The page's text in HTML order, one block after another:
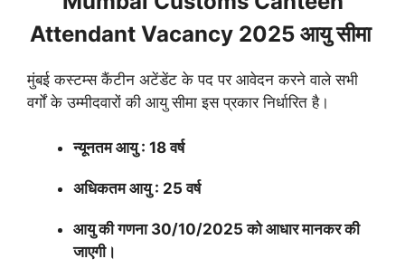
Attendant Vacancy 2025 आयु सीमा
मुंबई कस्टम्स कैंटीन अटेंडेंट के पद पर आवेदन करने वाले सभी
वर्गों के उम्मीदवारों की आयु सीमा इस प्रकार निर्धारित है।
न्यूनतम आयु : 18 वर्ष
अधिकतम आयु : 25 वर्ष
आयु की गणना 30/10/2025 को आधार मानकर की
जाएगी।